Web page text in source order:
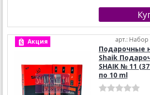
Акция арт.: Набор
Подарочные
Shaik
SHAIK № 11
по 10 ml